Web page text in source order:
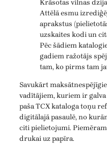
Krāsotas vilnas
Attēlā esmu
aprakstus
uzskaites kodi un
Pēc šādiem
gadiem ražotājs
tam, ko pirms tam
Savukārt
vadītājiem, kuriem ir galva
paša TCX kataloga toņu
digitālajā pasaulē, no
citi pielietojumi.
drukai uz papīra.